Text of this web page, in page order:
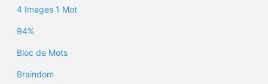
4 Images 1 Mot
94%
Bloc de Mots
Braindom